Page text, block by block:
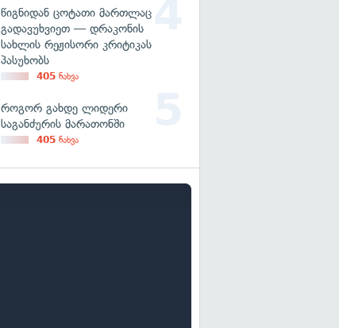
წიგნიდან ცოტათი მართლაც
გადავუხვიეთ — დრაკონის
სახლის რეჟისორი კრიტიკას
პასუხობს
405 ნახვა
როგორ გახდე ლიდერი
საგანძურის მარათონში
405 ნახვა